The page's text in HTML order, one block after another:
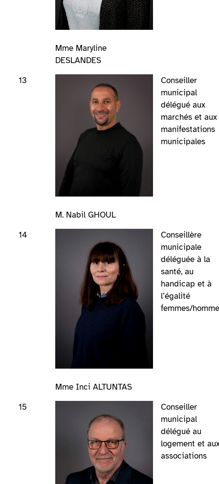
Mme Maryline
DESLANDES
13
M. Nabil GHOUL
Conseiller
municipal
délégué aux
marchés et aux
manifestations
municipales
14
Mme Inci ALTUNTAS
Conseillère
municipale
déléguée à la
santé, au
handicap et à
l’égalité
femmes/
15
Conseiller
municipal
délégué au
logement et
associations